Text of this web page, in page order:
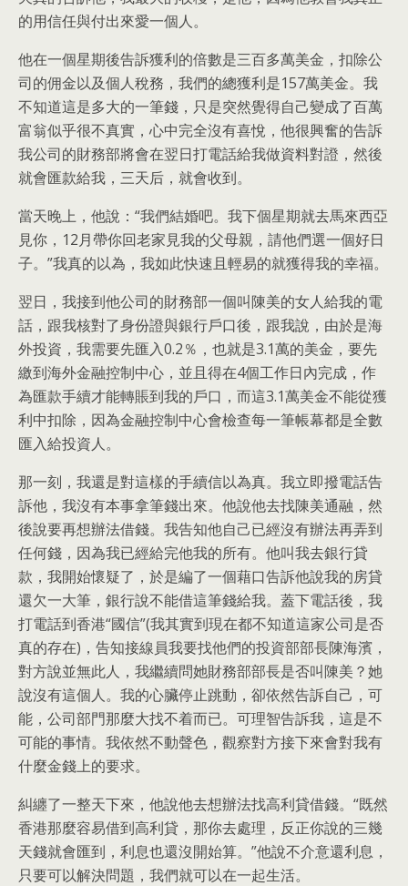
的用信任與付出來愛一個人。
他在一個星期後告訴獲利的倍數是三百多萬美金，扣除公
司的佣金以及個人稅務，我們的總獲利是157萬美金。我
不知道這是多大的一筆錢，只是突然覺得自己變成了百萬
富翁似乎很不真實，心中完全沒有喜悅，他很興奮的告訴
我公司的財務部將會在翌日打電話給我做資料對證，然後
就會匯款給我，三天后，就會收到。
當天晚上，他說：“我們結婚吧。我下個星期就去馬來西亞
見你，12月帶你回老家見我的父母親，請他們選一個好日
子。”我真的以為，我如此快速且輕易的就獲得我的幸福。
翌日，我接到他公司的財務部一個叫陳美的女人給我的電
話，跟我核對了身份證與銀行戶口後，跟我說，由於是海
外投資，我需要先匯入0.2％，也就是3.1萬的美金，要先
繳到海外金融控制中心，並且得在4個工作日內完成，作
為匯款手續才能轉賬到我的戶口，而這3.1萬美金不能從獲
利中扣除，因為金融控制中心會檢查每一筆帳幕都是全數
匯入給投資人。
那一刻，我還是對這樣的手續信以為真。我立即撥電話告
訴他，我沒有本事拿筆錢出來。他說他去找陳美通融，然
後說要再想辦法借錢。我告知他自己已經沒有辦法再弄到
任何錢，因為我已經給完他我的所有。他叫我去銀行貸
款，我開始懷疑了，於是編了一個藉口告訴他說我的房貸
還欠一大筆，銀行說不能借這筆錢給我。蓋下電話後，我
打電話到香港“國信”(我其實到現在都不知道這家公司是否
真的存在)，告知接線員我要找他們的投資部部長陳海濱，
對方說並無此人，我繼續問她財務部部長是否叫陳美？她
說沒有這個人。我的心臟停止跳動，卻依然告訴自己，可
能，公司部門那麼大找不着而已。可理智告訴我，這是不
可能的事情。我依然不動聲色，觀察對方接下來會對我有
什麼金錢上的要求。
糾纏了一整天下來，他說他去想辦法找高利貸借錢。“既然
香港那麼容易借到高利貸，那你去處理，反正你說的三幾
天錢就會匯到，利息也還沒開始算。”他說不介意還利息，
只要可以解決問題，我們就可以在一起生活。